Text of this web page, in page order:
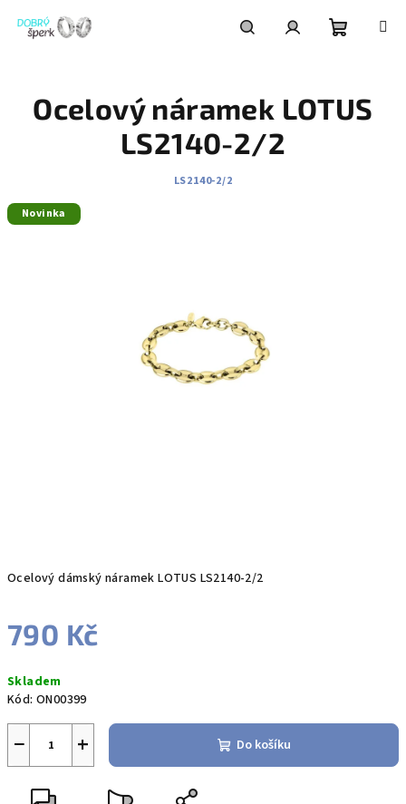
obsah
košík
Ocelový dámský náramek LOTUS LS2140-2/2
790 Kč
cena:
Skladem
Kód: ON00399
+
− Do košíku
Ocelový náramek LOTUS
LS2140-2/2
LS2140-2/2
Novinka